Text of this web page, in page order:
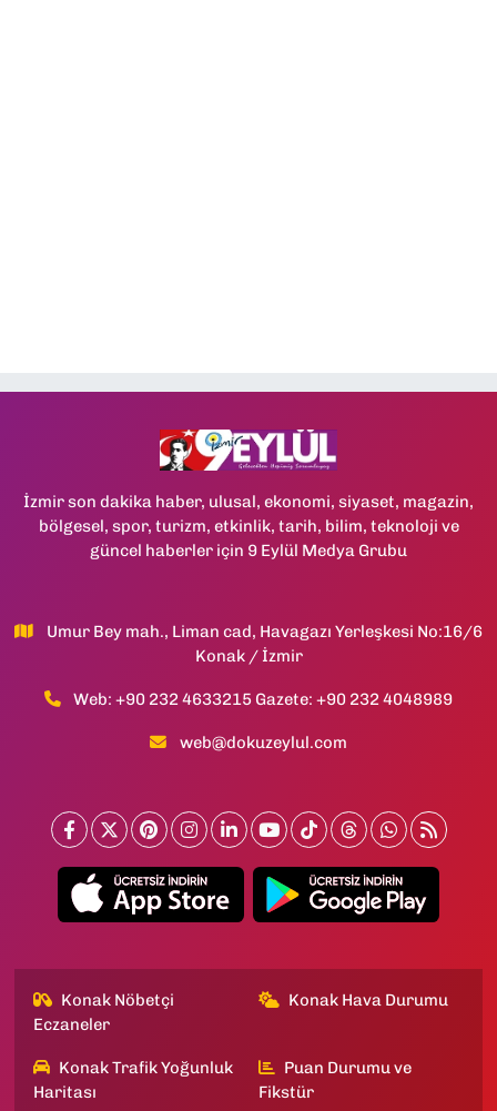
İzmir son dakika haber, ulusal, ekonomi, siyaset, magazin,
bölgesel, spor, turizm, etkinlik, tarih, bilim, teknoloji ve
güncel haberler için 9 Eylül Medya Grubu
Umur Bey mah., Liman cad, Havagazı Yerleşkesi No:16/6
Konak / İzmir
Web: +90 232 4633215 Gazete: +90 232 4048989
web@dokuzeylul.com
Konak Nöbetçi
Eczaneler
Konak Hava Durumu
Konak Trafik Yoğunluk
Haritası
Puan Durumu ve
Fikstür